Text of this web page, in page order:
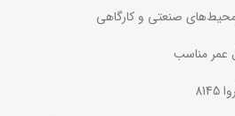
صنعتی و کارگاهی
عمر مناسب